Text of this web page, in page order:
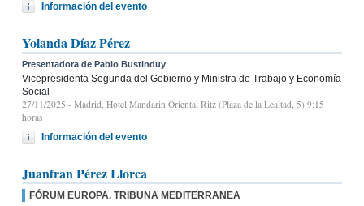
Información del evento
Yolanda Díaz Pérez
Presentadora de Pablo Bustinduy
Vicepresidenta Segunda del Gobierno y Ministra de Trabajo y Economía
Social
27/11/2025 - Madrid, Hotel Mandarin Oriental Ritz (Plaza de la Lealtad, 5) 9:15
horas
Información del evento
Juanfran Pérez Llorca
FÓRUM EUROPA. TRIBUNA MEDITERRANEA